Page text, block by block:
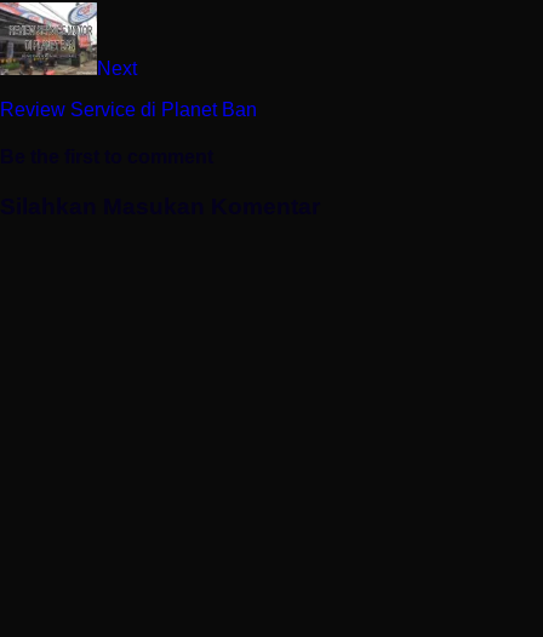
Next
Review Service di Planet Ban